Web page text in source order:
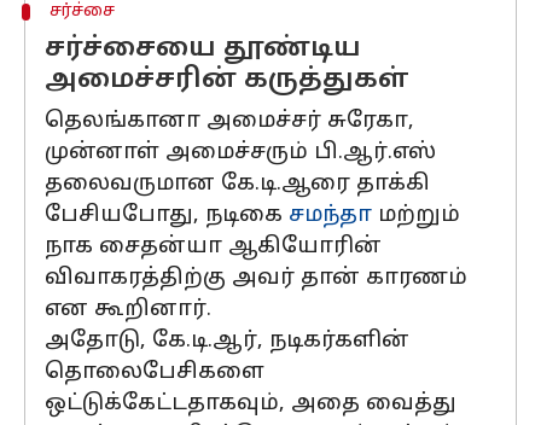
சர்ச்சை
சர்ச்சையை தூண்டிய
அமைச்சரின் கருத்துகள்
தெலங்கானா அமைச்சர் சுரேகா,
முன்னாள் அமைச்சரும் பி.ஆர்.எஸ்
தலைவருமான கே.டி.ஆரை தாக்கி
பேசியபோது, நடிகை சமந்தா மற்றும்
நாக சைதன்யா ஆகியோரின்
விவாகரத்திற்கு அவர் தான் காரணம்
என கூறினார்.
அதோடு, கே.டி.ஆர், நடிகர்களின்
தொலைபேசிகளை
ஒட்டுக்கேட்டதாகவும், அதை வைத்து